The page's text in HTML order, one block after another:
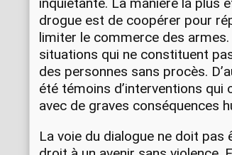
drogue est de coopérer pour
limiter le commerce des
situations qui ne constituent
des personnes sans procès.
été témoins d’interventions qui
avec de graves conséquences
La voie du dialogue ne doit pas